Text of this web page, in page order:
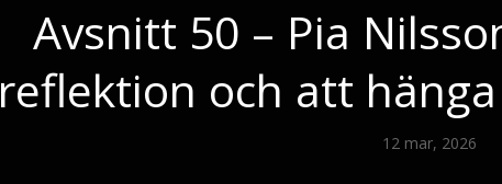
Avsnitt 50 – Pia
reflektion och att
12 mar, 2026